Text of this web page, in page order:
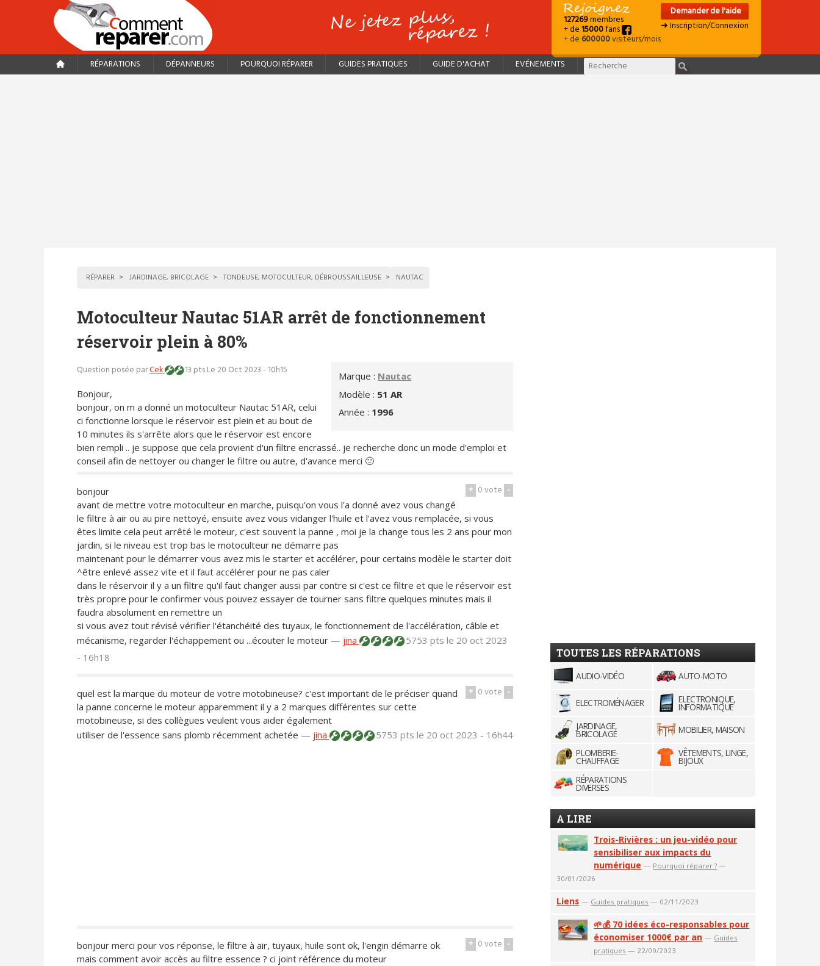
127269membres
+ de15000fans
+ de600000visiteurs/mois
Demander de l'aide
➜ Inscription/Connexion
RÉPARATIONS DÉPANNEURS POURQUOI RÉPARER GUIDES PRATIQUES GUIDE D'ACHAT EVÉNEMENTS
RÉPARER JARDINAGE, BRICOLAGE TONDEUSE, MOTOCULTEUR, DÉBROUSSAILLEUSE NAUTAC
Motoculteur Nautac 51AR arrêt de fonctionnement
réservoir plein à 80%
Marque : Nautac
Modèle : 51 AR
Année : 1996
Question posée parCek 13 ptsLe 20 Oct 2023 - 10h15
Bonjour,
bonjour, on m a donné un motoculteur Nautac 51AR, celui
ci fonctionne lorsque le réservoir est plein et au bout de
10 minutes ils s'arrête alors que le réservoir est encore
bien rempli .. je suppose que cela provient d'un filtre encrassé.. je recherche donc un mode d'emploi et
conseil afin de nettoyer ou changer le filtre ou autre, d'avance merci 🙂
+ 0vote -
bonjour
avant de mettre votre motoculteur en marche, puisqu'on vous l'a donné avez vous changé
le filtre à air ou au pire nettoyé, ensuite avez vous vidanger l'huile et l'avez vous remplacée, si vous
êtes limite cela peut arrêté le moteur, c'est souvent la panne , moi je la change tous les 2 ans pour mon
jardin, si le niveau est trop bas le motoculteur ne démarre pas
maintenant pour le démarrer vous avez mis le starter et accélérer, pour certains modèle le starter doit
^être enlevé assez vite et il faut accélérer pour ne pas caler
dans le réservoir il y a un filtre qu'il faut changer aussi par contre si c'est ce filtre et que le réservoir est
très propre pour le confirmer vous pouvez essayer de tourner sans filtre quelques minutes mais il
faudra absolument en remettre un
si vous avez tout révisé vérifier l'étanchéité des tuyaux, le fonctionnement de l'accélération, câble et
mécanisme, regarder l'échappement ou ...écouter le moteur — jina 5753 pts le 20 oct 2023
- 16h18
+ 0vote -
quel est la marque du moteur de votre motobineuse? c'est important de le préciser quand
la panne concerne le moteur apparemment il y a 2 marques différentes sur cette
motobineuse, si des collègues veulent vous aider également
utiliser de l'essence sans plomb récemment achetée — jina 5753 pts le 20 oct 2023 - 16h44
+ 0vote -
bonjour merci pour vos réponse, le filtre à air, tuyaux, huile sont ok, l'engin démarre ok
mais comment avoir accès au filtre essence ? ci joint référence du moteur
TOUTES LES RÉPARATIONS
AUDIO-VIDÉO AUTO-MOTO
ELECTROMÉNAGER ELECTRONIQUE,
INFORMATIQUE
JARDINAGE,
BRICOLAGE
MOBILIER, MAISON
PLOMBERIE-
CHAUFFAGE
VÊTEMENTS, LINGE,
BIJOUX
RÉPARATIONS
DIVERSES
A LIRE
Trois-Rivières : un jeu-vidéo pour
sensibiliser aux impacts du
numérique — Pourquoi réparer ? —
30/01/2026
Liens — Guides pratiques — 02/11/2023
🌱💰 70 idées éco-responsables pour
économiser 1000€ par an — Guides
pratiques — 22/09/2023